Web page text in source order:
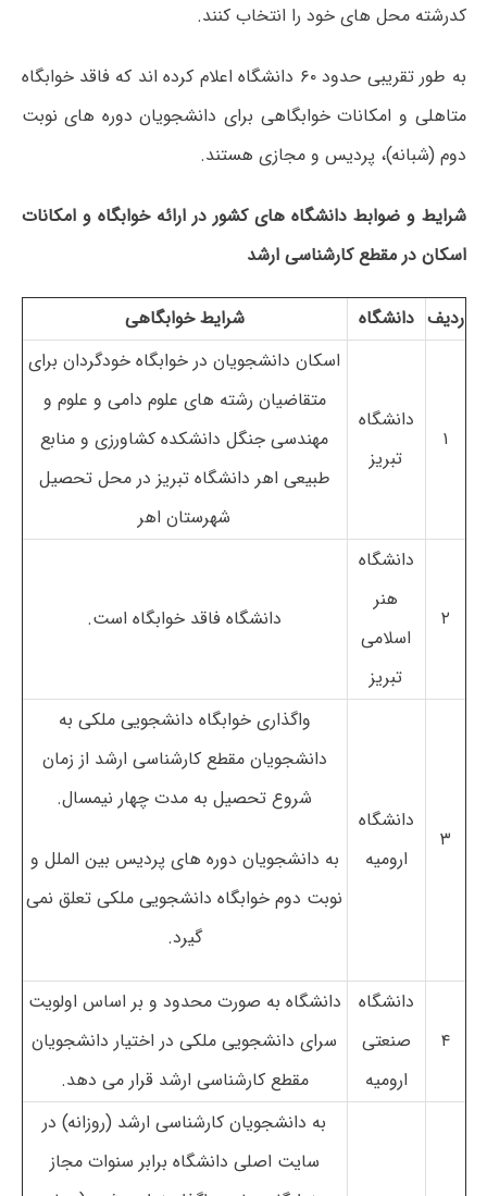
کدرشته محل های خود را انتخاب کنند.
به طور تقریبی حدود ۶۰ دانشگاه اعلام کرده اند که فاقد خوابگاه
متاهلی و امکانات خوابگاهی برای دانشجویان دوره های نوبت
دوم (شبانه)، پردیس و مجازی هستند.
شرایط و ضوابط دانشگاه های کشور در ارائه خوابگاه و امکانات
اسکان در مقطع کارشناسی ارشد
ردیف دانشگاه شرایط خوابگاهی
۱
دانشگاه
تبریز
اسکان دانشجویان در خوابگاه خودگردان برای
متقاضیان رشته های علوم دامی و علوم و
مهندسی جنگل دانشکده کشاورزی و منابع
طبیعی اهر دانشگاه تبریز در محل تحصیل
شهرستان اهر
۲
دانشگاه
هنر
اسلامی
تبریز
دانشگاه فاقد خوابگاه است.
۳
دانشگاه
ارومیه
واگذاری خوابگاه دانشجویی ملکی به
دانشجویان مقطع کارشناسی ارشد از زمان
شروع تحصیل به مدت چهار نیمسال.
به دانشجویان دوره های پردیس بین الملل و
نوبت دوم خوابگاه دانشجویی ملکی تعلق نمی
گیرد.
۴
دانشگاه
صنعتی
ارومیه
دانشگاه به صورت محدود و بر اساس اولویت
سرای دانشجویی ملکی در اختیار دانشجویان
مقطع کارشناسی ارشد قرار می دهد.
به دانشجویان کارشناسی ارشد (روزانه) در
سایت اصلی دانشگاه برابر سنوات مجاز